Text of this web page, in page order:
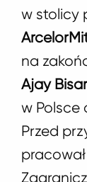
w stolicy
na
Ajay
w Polsce
Przed